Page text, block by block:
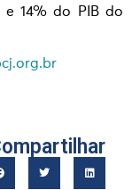
e 14% do PIB do